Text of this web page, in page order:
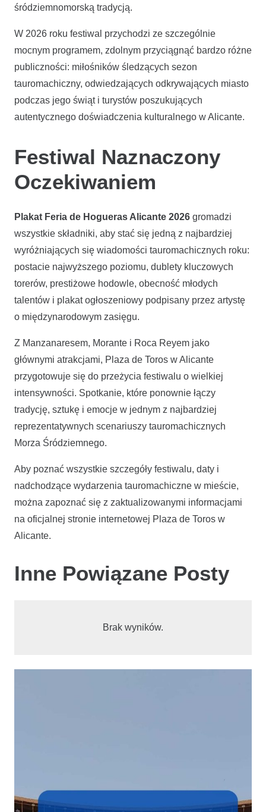
śródziemnomorską tradycją.
W 2026 roku festiwal przychodzi ze szczególnie
mocnym programem, zdolnym przyciągnąć bardzo różne
publiczności: miłośników śledzących sezon
tauromachiczny, odwiedzających odkrywających miasto
podczas jego świąt i turystów poszukujących
autentycznego doświadczenia kulturalnego w Alicante.
Festiwal Naznaczony
Oczekiwaniem
Plakat Feria de Hogueras Alicante 2026 gromadzi
wszystkie składniki, aby stać się jedną z najbardziej
wyróżniających się wiadomości tauromachicznych roku:
postacie najwyższego poziomu, dublety kluczowych
torerów, prestiżowe hodowle, obecność młodych
talentów i plakat ogłoszeniowy podpisany przez artystę
o międzynarodowym zasięgu.
Z Manzanaresem, Morante i Roca Reyem jako
głównymi atrakcjami, Plaza de Toros w Alicante
przygotowuje się do przeżycia festiwalu o wielkiej
intensywności. Spotkanie, które ponownie łączy
tradycję, sztukę i emocje w jednym z najbardziej
reprezentatywnych scenariuszy tauromachicznych
Morza Śródziemnego.
Aby poznać wszystkie szczegóły festiwalu, daty i
nadchodzące wydarzenia tauromachiczne w mieście,
można zapoznać się z zaktualizowanymi informacjami
na oficjalnej stronie internetowej Plaza de Toros w
Alicante.
Inne Powiązane Posty
Brak wyników.